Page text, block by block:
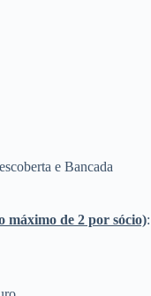
e Bancada
máximo de 2 por sócio):